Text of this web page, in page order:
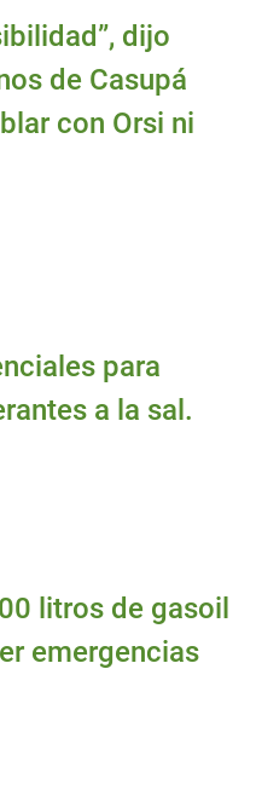
dijo
de Casupá
con Orsi ni
para
a la sal.
litros de gasoil
emergencias